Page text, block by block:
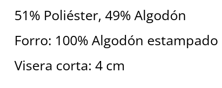
51% Poliéster, 49% Algodón
Forro: 100% Algodón estampado
Visera corta: 4 cm